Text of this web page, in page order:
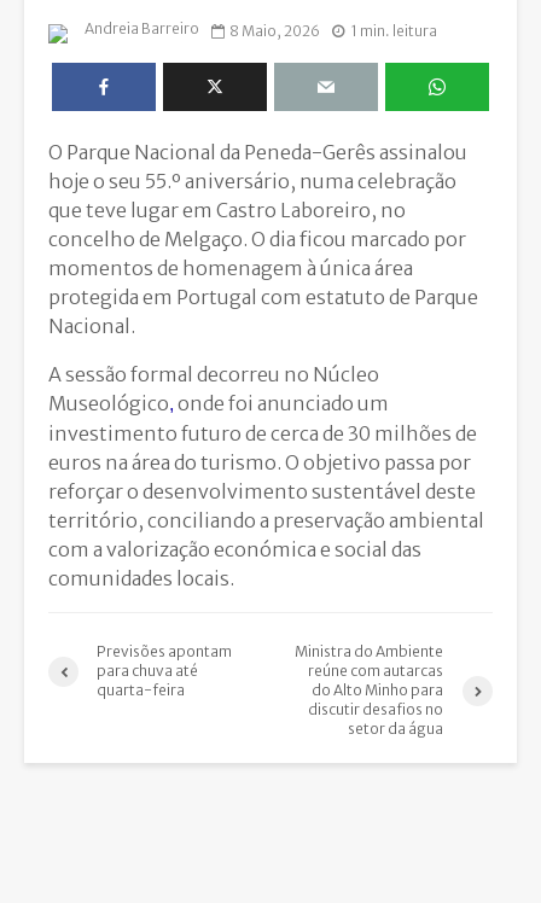
Andreia Barreiro 8 Maio, 2026 1 min. leitura
O Parque Nacional da Peneda-Gerês assinalou
hoje o seu 55.º aniversário, numa celebração
que teve lugar em Castro Laboreiro, no
concelho de Melgaço. O dia ficou marcado por
momentos de homenagem à única área
protegida em Portugal com estatuto de Parque
Nacional.
A sessão formal decorreu no Núcleo
Museológico, onde foi anunciado um
investimento futuro de cerca de 30 milhões de
euros na área do turismo. O objetivo passa por
reforçar o desenvolvimento sustentável deste
território, conciliando a preservação ambiental
com a valorização económica e social das
comunidades locais.
Previsões apontam
para chuva até
quarta-feira
Ministra do Ambiente
reúne com autarcas
do Alto Minho para
discutir desafios no
setor da água